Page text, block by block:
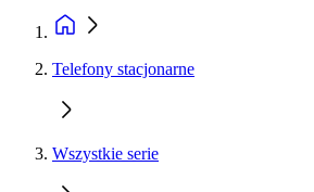
Telefony stacjonarne
Wszystkie serie